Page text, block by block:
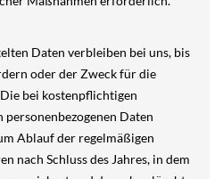
Daten verbleiben bei uns, bis
oder der Zweck für die
bei kostenpflichtigen
Daten
Ablauf der regelmäßigen
nach Schluss des Jahres, in dem